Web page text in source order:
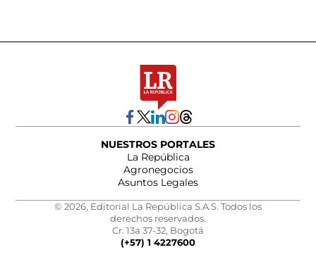
NUESTROS PORTALES
La República
Agronegocios
Asuntos Legales
© 2026, Editorial La República S.A.S. Todos los
derechos reservados.
Cr. 13a 37-32, Bogotá
(+57) 1 4227600